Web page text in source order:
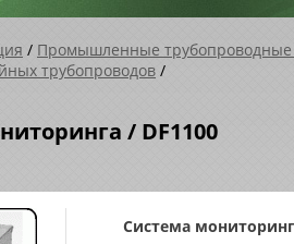
/ Промышленные
трубопроводов /
/ DF1100
Система